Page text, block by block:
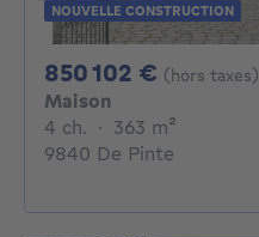
NOUVELLE CONSTRUCTION
850 102 € 850102€
(hors taxes)
Maison
4 ch. 4 chambres
· 363 m²
9840 De Pinte